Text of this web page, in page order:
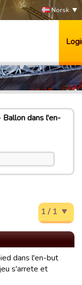
Norsk
Ballon dans l'en-
1 / 1
dans l'en-but
s'arrete et